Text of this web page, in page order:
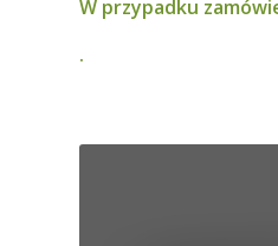
W przypadku
.